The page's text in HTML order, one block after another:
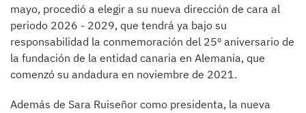
mayo, procedió a elegir a su nueva dirección de cara al
periodo 2026 - 2029, que tendrá ya bajo su
responsabilidad la conmemoración del 25º aniversario de
la fundación de la entidad canaria en Alemania, que
comenzó su andadura en noviembre de 2021.
Además de Sara Ruiseñor como presidenta, la nueva